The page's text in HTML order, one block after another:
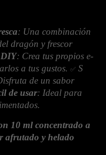
: Una combinación
dragón y frescor
: Crea tus propios e-
a tus gustos. ✅ S
de un sabor
de usar: Ideal para
10 ml concentrado a
afrutado y helado